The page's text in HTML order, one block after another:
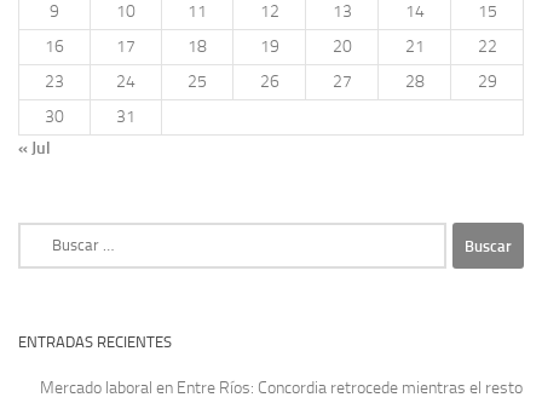
9
10 11 12 13 14
15
16
17 18 19 20 21
22
23
24 25 26 27 28
29
30
31
« Jul
ENTRADAS RECIENTES
Mercado laboral en Entre Ríos: Concordia retrocede mientras el resto